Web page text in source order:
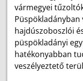
vármegyei
hajdúszoboszlói
püspökladányi
hatékonyabban
veszélyeztető